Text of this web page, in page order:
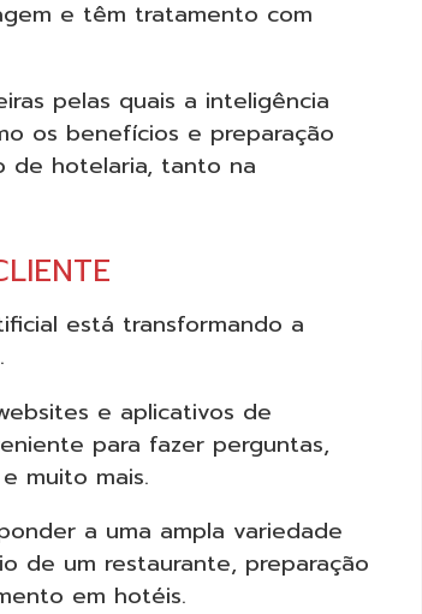
e têm tratamento com
pelas quais a inteligência
os benefícios e preparação
de hotelaria, tanto na
está transformando a
e aplicativos de
para fazer perguntas,
muito mais.
a uma ampla variedade
de um restaurante, preparação
em hotéis.